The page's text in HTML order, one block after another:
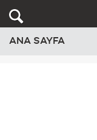
ANA SAYFA